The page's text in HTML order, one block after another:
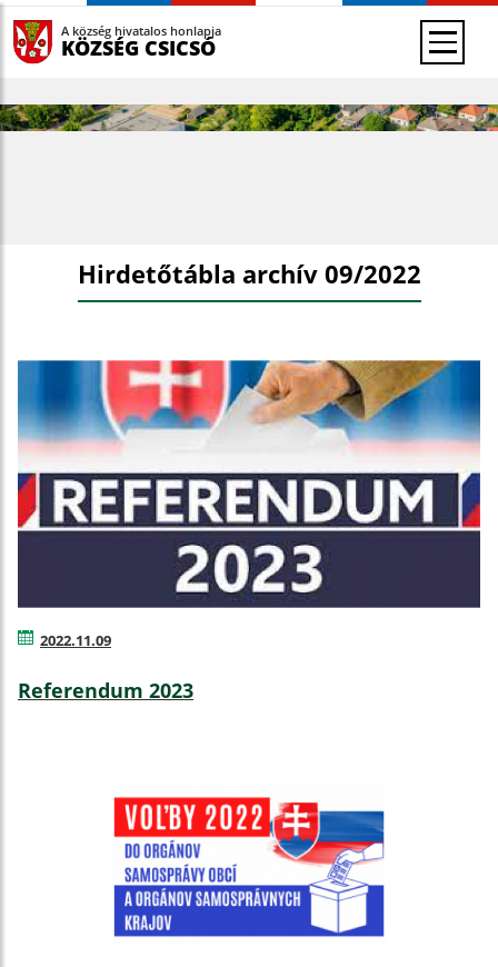
A község hivatalos honlapja
KÖZSÉG CSICSÓ
Hirdetőtábla archív 09/2022
2022.11.09
Referendum 2023